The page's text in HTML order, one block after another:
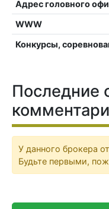
Адрес головного
WWW
Конкурсы,
Последние
У данного брокера
Будьте первыми,